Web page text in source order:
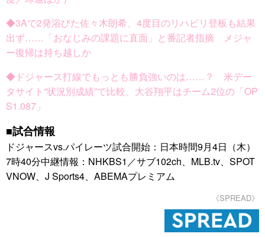
◆3Aで2発浴びた佐々木朗希、4度目のリハビリ登板も結果
出ず……「おなじみの課題に直面」と番記者指摘 メジャ
ー復帰は持ち越しか
◆ドジャース打線でもっとも勝負強いのは……？ 米デー
タサイト“状況別成績”で比較、大谷翔平はチーム2位の「OP
S1.087」
■試合情報
ドジャースvs.パイレーツ試合開始：日本時間9月4日（木）
7時40分中継情報：NHKBS1／サブ102ch、MLB.tv、SPOT
VNOW、J Sports4、ABEMAプレミアム
《SPREAD》